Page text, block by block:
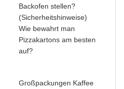
Backofen stellen?
(Sicherheitshinweise)
Wie bewahrt man
Pizzakartons am besten
auf?
Großpackungen Kaffee